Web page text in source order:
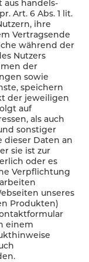
handels-
Art. 6 Abs. 1 lit.
ihre
Vertragsende
während der
Nutzers
der
sowie
speichern
der jeweiligen
auf
als auch
sonstiger
dieser Daten an
sie ist zur
oder es
Verpflichtung
unseres
Produkten)
einem